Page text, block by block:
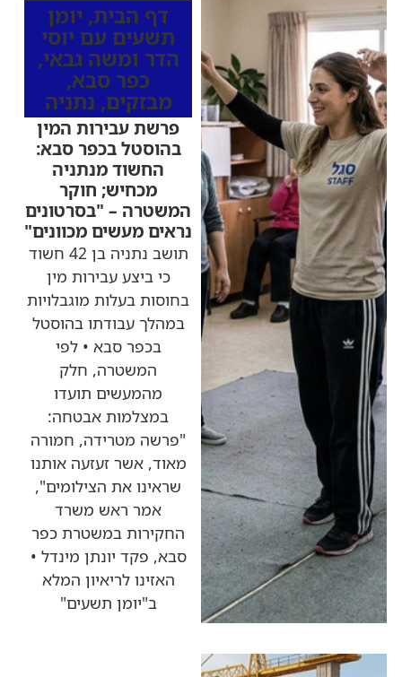
דף הבית, יומן
תשעים עם יוסי
הדר ומשה גבאי,
כפר סבא,
מבזקים, נתניה
פרשת עבירות המין
בהוסטל בכפר סבא:
החשוד מנתניה
מכחיש; חוקר
המשטרה – "בסרטונים
נראים מעשים מכוונים"
תושב נתניה בן 42 חשוד
כי ביצע עבירות מין
בחוסות בעלות מוגבלויות
במהלך עבודתו בהוסטל
בכפר סבא • לפי
המשטרה, חלק
מהמעשים תועדו
במצלמות אבטחה:
"פרשה מטרידה, חמורה
מאוד, אשר זעזעה אותנו
שראינו את הצילומים",
אמר ראש משרד
החקירות במשטרת כפר
סבא, פקד יונתן מינדל •
האזינו לריאיון המלא
ב"יומן תשעים"